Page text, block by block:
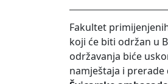
Fakultet
koji će biti održan u
održavanja biće
namještaja i